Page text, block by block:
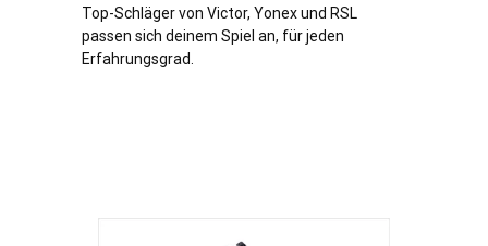
Top-Schläger von Victor, Yonex und RSL
passen sich deinem Spiel an, für jeden
Erfahrungsgrad.